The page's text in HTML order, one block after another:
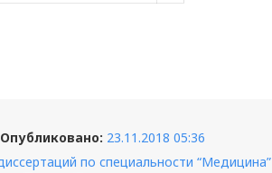
Опубликовано: 23.11.2018 05:36
по специальности “Медицина”